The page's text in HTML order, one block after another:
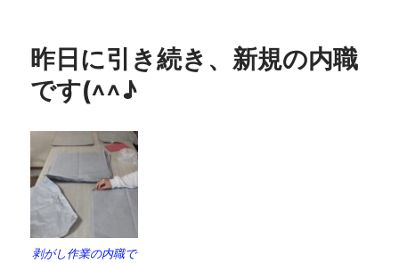
昨日に引き続き、新規の内職
です(^^♪
剥がし作業の内職で